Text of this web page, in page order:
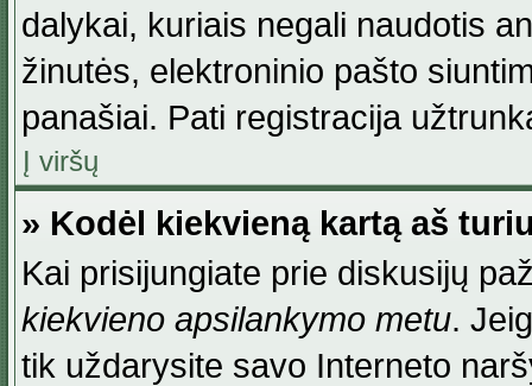
dalykai, kuriais negali naudotis
žinutės, elektroninio pašto
panašiai. Pati registracija
Į viršų
» Kodėl kiekvieną kartą aš
Kai prisijungiate prie diskusijų
kiekvieno apsilankymo metu.
tik uždarysite savo Interneto